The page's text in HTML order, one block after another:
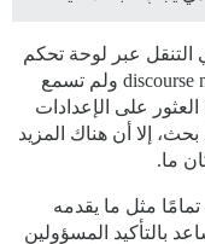
التنقل عبر لوحة تحكم
في discourse meta ولم تسمع
على الإعدادات
إلا أن هناك المزيد
ما.
مثل ما يقدمه
بالتأكيد المسؤولين